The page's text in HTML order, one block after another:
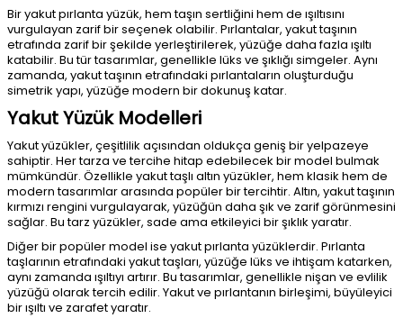
Bir yakut pırlanta yüzük, hem taşın sertliğini hem de ışıltısını
vurgulayan zarif bir seçenek olabilir. Pırlantalar, yakut taşının
etrafında zarif bir şekilde yerleştirilerek, yüzüğe daha fazla ışıltı
katabilir. Bu tür tasarımlar, genellikle lüks ve şıklığı simgeler. Aynı
zamanda, yakut taşının etrafındaki pırlantaların oluşturduğu
simetrik yapı, yüzüğe modern bir dokunuş katar.
Yakut Yüzük Modelleri
Yakut yüzükler, çeşitlilik açısından oldukça geniş bir yelpazeye
sahiptir. Her tarza ve tercihe hitap edebilecek bir model bulmak
mümkündür. Özellikle yakut taşlı altın yüzükler, hem klasik hem de
modern tasarımlar arasında popüler bir tercihtir. Altın, yakut taşının
kırmızı rengini vurgulayarak, yüzüğün daha şık ve zarif görünmesini
sağlar. Bu tarz yüzükler, sade ama etkileyici bir şıklık yaratır.
Diğer bir popüler model ise yakut pırlanta yüzüklerdir. Pırlanta
taşlarının etrafındaki yakut taşları, yüzüğe lüks ve ihtişam katarken,
aynı zamanda ışıltıyı artırır. Bu tasarımlar, genellikle nişan ve evlilik
yüzüğü olarak tercih edilir. Yakut ve pırlantanın birleşimi, büyüleyici
bir ışıltı ve zarafet yaratır.